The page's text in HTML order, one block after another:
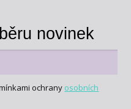
novinek
ochrany osobních